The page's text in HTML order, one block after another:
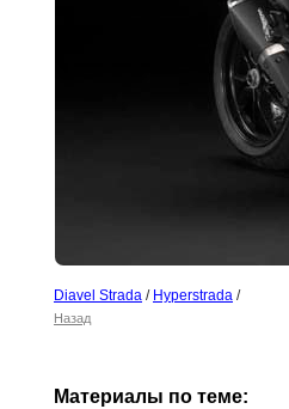
Diavel Strada / Hyperstrada /
Назад
Материалы по теме: